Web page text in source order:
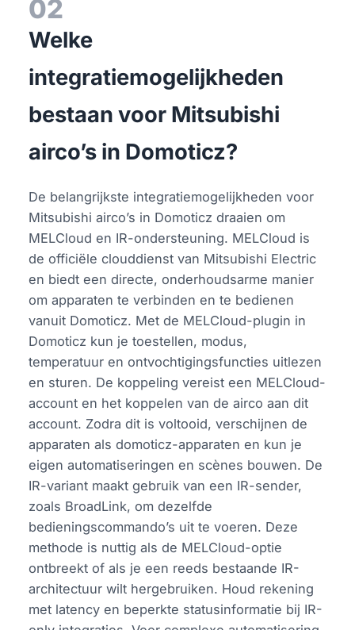
02
Welke
integratiemogelijkheden
bestaan voor Mitsubishi
airco’s in Domoticz?
De belangrijkste integratiemogelijkheden voor
Mitsubishi airco’s in Domoticz draaien om
MELCloud en IR-ondersteuning. MELCloud is
de officiële clouddienst van Mitsubishi Electric
en biedt een directe, onderhoudsarme manier
om apparaten te verbinden en te bedienen
vanuit Domoticz. Met de MELCloud-plugin in
Domoticz kun je toestellen, modus,
temperatuur en ontvochtigingsfuncties uitlezen
en sturen. De koppeling vereist een MELCloud-
account en het koppelen van de airco aan dit
account. Zodra dit is voltooid, verschijnen de
apparaten als domoticz-apparaten en kun je
eigen automatiseringen en scènes bouwen. De
IR-variant maakt gebruik van een IR-sender,
zoals BroadLink, om dezelfde
bedieningscommando’s uit te voeren. Deze
methode is nuttig als de MELCloud-optie
ontbreekt of als je een reeds bestaande IR-
architectuur wilt hergebruiken. Houd rekening
met latency en beperkte statusinformatie bij IR-